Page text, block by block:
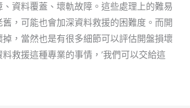
資料覆蓋、壞軌故障。這些處理上的難易
，可能也會加深資料救援的困難度。而開
，當然也是有很多細節可以評估開盤損壞
救援這種專業的事情，’我們可以交給這